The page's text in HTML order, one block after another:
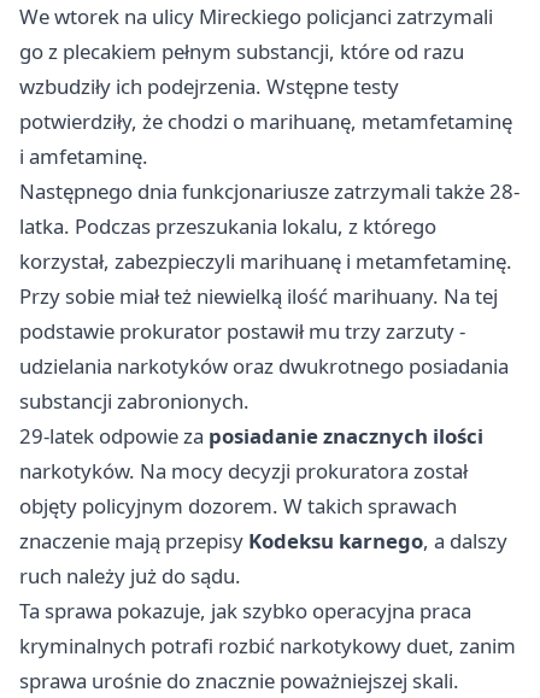
We wtorek na ulicy Mireckiego policjanci zatrzymali
go z plecakiem pełnym substancji, które od razu
wzbudziły ich podejrzenia. Wstępne testy
potwierdziły, że chodzi o marihuanę, metamfetaminę
i amfetaminę.
Następnego dnia funkcjonariusze zatrzymali także 28-
latka. Podczas przeszukania lokalu, z którego
korzystał, zabezpieczyli marihuanę i metamfetaminę.
Przy sobie miał też niewielką ilość marihuany. Na tej
podstawie prokurator postawił mu trzy zarzuty -
udzielania narkotyków oraz dwukrotnego posiadania
substancji zabronionych.
29-latek odpowie za posiadanie znacznych ilości
narkotyków. Na mocy decyzji prokuratora został
objęty policyjnym dozorem. W takich sprawach
znaczenie mają przepisy Kodeksu karnego, a dalszy
ruch należy już do sądu.
Ta sprawa pokazuje, jak szybko operacyjna praca
kryminalnych potrafi rozbić narkotykowy duet, zanim
sprawa urośnie do znacznie poważniejszej skali.